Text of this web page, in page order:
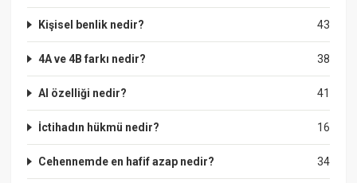
43
Kişisel benlik nedir?
38
4A ve 4B farkı nedir?
41
Al özelliği nedir?
16
İctihadın hükmü nedir?
34
Cehennemde en hafif azap nedir?